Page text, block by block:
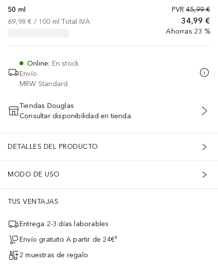
PVR 45,99 €
34,99 €
Ahorras 23 %
50 ml
69,98 € / 100 ml Total IVA
Online: En stock
Envío
MRW Standard
AÑADIR AL CARRITO
Tiendas Douglas
Consultar disponibilidad en tienda
DETALLES DEL PRODUCTO
MODO DE USO
TUS VENTAJAS
Entrega 2-3 días laborables
Envío gratuito A partir de 24€³
2 muestras de regalo